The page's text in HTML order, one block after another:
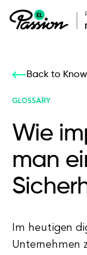
Back to
GLOSSARY
Wie
man
Im heutigen
Unternehmen